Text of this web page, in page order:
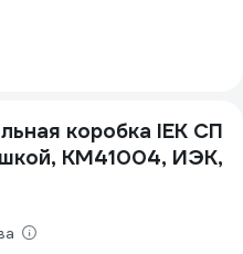
коробка IEK СП
КМ41004, ИЭК,